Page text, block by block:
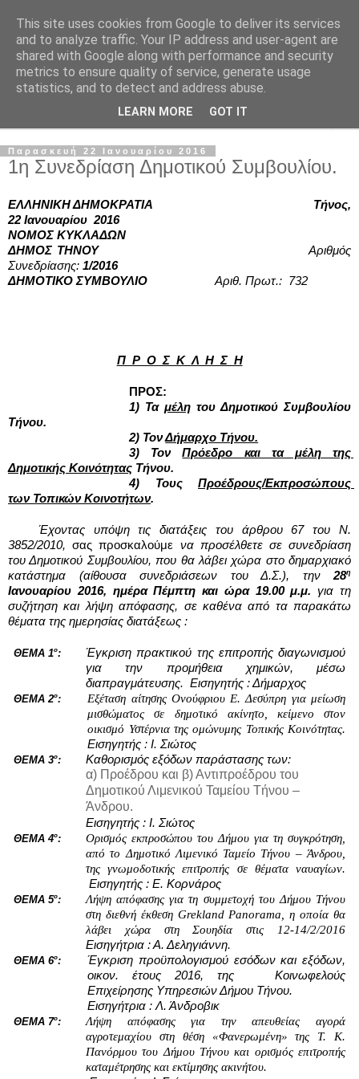
Παρασκευή 22 Ιανουαρίου 2016
1η Συνεδρίαση Δημοτικού Συμβουλίου.
ΕΛΛΗΝΙΚΗ ΔΗΜΟΚΡΑΤΙΑ
Τήνος,
22 Ιανουαρίου  2016
ΝΟΜΟΣ ΚΥΚΛΑΔΩΝ
ΔΗΜΟΣ ΤΗΝΟΥ
Αριθμός
Συνεδρίασης: 1/2016
ΔΗΜΟΤΙΚΟ ΣΥΜΒΟΥΛΙΟ
Αριθ. Πρωτ.:  732
Π  Ρ  Ο  Σ  Κ  Λ  Η  Σ  Η
ΠΡΟΣ:
1) Τα μέλη του Δημοτικού Συμβουλίου
Τήνου.
2) Τον Δήμαρχο Τήνου.
3) Τον Πρόεδρο και τα μέλη της
Δημοτικής Κοινότητας Τήνου.
4) Τους Προέδρους/Εκπροσώπους
των Τοπικών Κοινοτήτων.
Έχοντας υπόψη τις διατάξεις του άρθρου 67 του Ν.
3852/2010, σας προσκαλούμε να προσέλθετε σε συνεδρίαση
του Δημοτικού Συμβουλίου, που θα λάβει χώρα στο δημαρχιακό
κατάστημα (αίθουσα συνεδριάσεων του Δ.Σ.), την 28η
Ιανουαρίου 2016, ημέρα Πέμπτη και ώρα 19.00 μ.μ. για τη
συζήτηση και λήψη απόφασης, σε καθένα από τα παρακάτω
θέματα της ημερησίας διατάξεως :
ΘΕΜΑ 1ο:
Έγκριση πρακτικού της επιτροπής διαγωνισμού
για την προμήθεια χημικών, μέσω
διαπραγμάτευσης.  Εισηγητής : Δήμαρχος
ΘΕΜΑ 2ο:
Εξέταση αίτησης Ονούφριου Ε. Δεσύπρη για μείωση
μισθώματος σε δημοτικό ακίνητο, κείμενο στον
Εισηγητής : Ι. Σιώτος
ΘΕΜΑ 3ο: Καθορισμός εξόδων παράστασης των:
α) Προέδρου και β) Αντιπροέδρου του
Δημοτικού Λιμενικού Ταμείου Τήνου –
Άνδρου.
Εισηγητής : Ι. Σιώτος
ΘΕΜΑ 4ο:
Ορισμός εκπροσώπου του Δήμου για τη συγκρότηση,
από το Δημοτικό Λιμενικό Ταμείο Τήνου – Άνδρου,
της γνωμοδοτικής επιτροπής σε θέματα ναυαγίων.
Εισηγητής : Ε. Κορνάρος
ΘΕΜΑ 5ο:
Λήψη απόφασης για τη συμμετοχή του Δήμου Τήνου
στη διεθνή έκθεση Grekland Panorama, η οποία θα
Εισηγήτρια : Α. Δεληγιάννη.
ΘΕΜΑ 6ο:
Έγκριση προϋπολογισμού εσόδων και εξόδων,
οικον. έτους 2016, της   Κοινωφελούς
Επιχείρησης Υπηρεσιών Δήμου Τήνου.
Εισηγήτρια : Λ. Άνδροβικ
ΘΕΜΑ 7ο:
Λήψη απόφασης για την απευθείας αγορά
αγροτεμαχίου στη θέση «Φανερωμένη» της Τ. Κ.
Πανόρμου του Δήμου Τήνου και ορισμός επιτροπής
καταμέτρησης και εκτίμησης ακινήτου.
This site uses cookies from Google to deliver its services
and to analyze traffic. Your IP address and user-agent are
shared with Google along with performance and security
metrics to ensure quality of service, generate usage
statistics, and to detect and address abuse.
LEARN MORE GOT IT